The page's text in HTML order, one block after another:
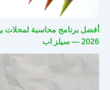
أفضل برنامج محاسبة لمحلات
2026 — سيلز اب